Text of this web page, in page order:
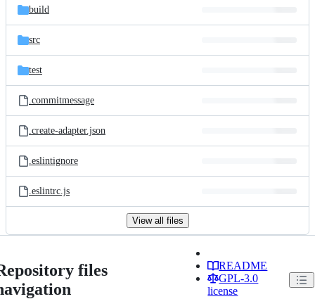
build
src
test
.commitmessage
.create-adapter.json
.eslintignore
.eslintrc.js
View all files
files
README
GPL-3.0
license